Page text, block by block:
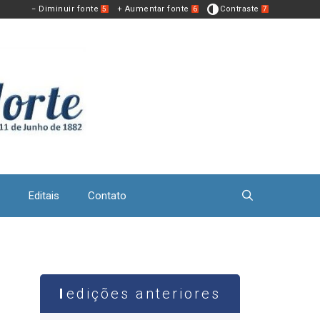
− Diminuir fonte 5 + Aumentar fonte 6 Contraste 7
Editais Contato
edições anteriores